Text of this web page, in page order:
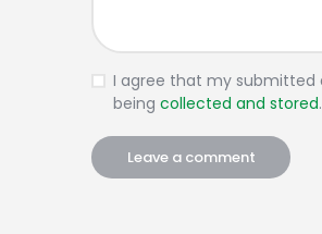
I agree that my submitted
being collected and stored